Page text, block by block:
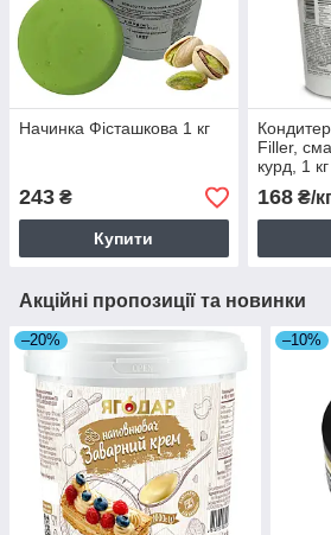
Начинка Фісташкова 1 кг
243 ₴
Купити
Filler,
курд, 1 кг
168₴/
Акційні пропозиції та новинки
–20% –10%